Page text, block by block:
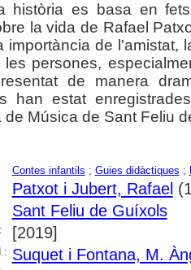
història es basa en
la vida de Rafael
importància de l'amistat,
les persones,
de manera
han estat
de Música de Sant Feliu
Contes infantils ; Guies didàctiques ;
Patxot i Jubert, Rafael
Sant Feliu de Guíxols
[2019]
Suquet i Fontana, M.